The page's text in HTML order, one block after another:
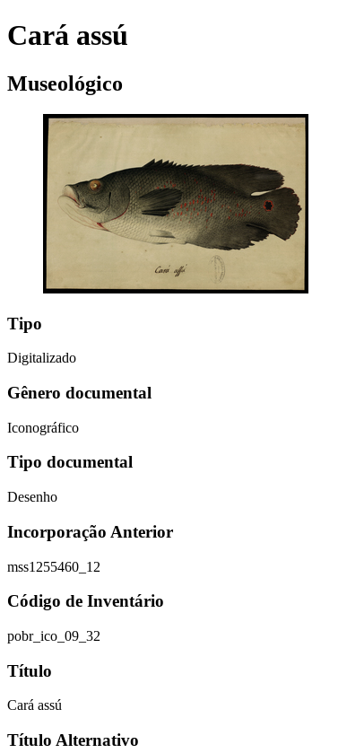
Cará assú
Museológico
Tipo
Digitalizado
Gênero documental
Iconográfico
Tipo documental
Desenho
Incorporação Anterior
mss1255460_12
Código de Inventário
pobr_ico_09_32
Título
Cará assú
Título Alternativo